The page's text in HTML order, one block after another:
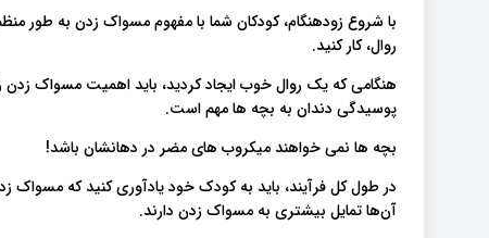
با شروع زودهنگام، کودکان شما با مفهوم مسواک زدن به طور
روال، کار کنید.
هنگامی که یک روال خوب ایجاد کردید، باید اهمیت مسواک
پوسیدگی دندان به بچه ها مهم است.
بچه ها نمی خواهند میکروب های مضر در دهانشان باشد!
در طول کل فرآیند، باید به کودک خود یادآوری کنید که مسواک
آن‌ها تمایل بیشتری به مسواک زدن دارند.